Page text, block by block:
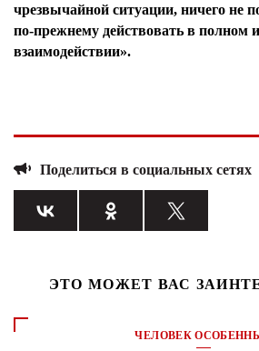
чрезвычайной ситуации, ничего не
по-прежнему действовать в полном
взаимодействии».
Поделиться в социальных сетях
ЭТО МОЖЕТ ВАС
ЧЕЛОВЕК